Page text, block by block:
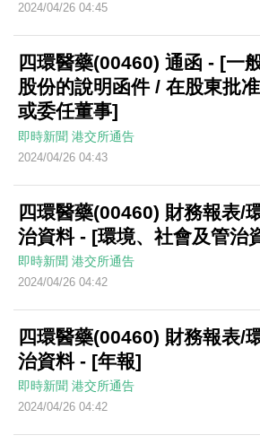
2024/04/26 04:45
四環醫藥(00460) 通函 - [一
股份的說明函件 / 在股東批
或委任董事]
即時新聞 港交所通告
2024/04/26 04:43
四環醫藥(00460) 財務報表/
治資料 - [環境、社會及管治
即時新聞 港交所通告
2024/04/26 04:42
四環醫藥(00460) 財務報表/
治資料 - [年報]
即時新聞 港交所通告
2024/04/26 04:42